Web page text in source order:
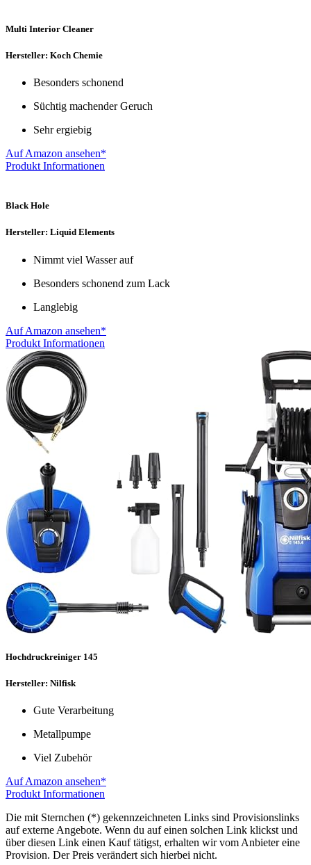
Multi Interior Cleaner
Hersteller: Koch Chemie
Besonders schonend
Süchtig machender Geruch
Sehr ergiebig
Auf Amazon ansehen*
Produkt Informationen
Black Hole
Hersteller: Liquid Elements
Nimmt viel Wasser auf
Besonders schonend zum Lack
Langlebig
Auf Amazon ansehen*
Produkt Informationen
Hochdruckreiniger 145
Hersteller: Nilfisk
Gute Verarbeitung
Metallpumpe
Viel Zubehör
Auf Amazon ansehen*
Produkt Informationen
Die mit Sternchen (*) gekennzeichneten Links sind Provisionslinks
auf externe Angebote. Wenn du auf einen solchen Link klickst und
über diesen Link einen Kauf tätigst, erhalten wir vom Anbieter eine
Provision. Der Preis verändert sich hierbei nicht.